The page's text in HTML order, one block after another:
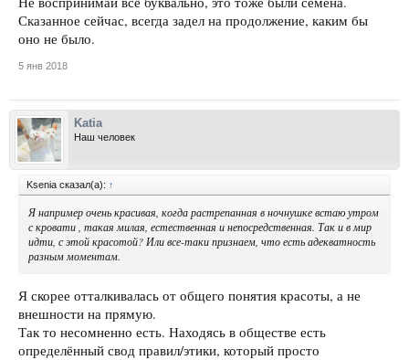
Сказанное сейчас, всегда задел на продолжение, каким бы
оно не было.
5 янв 2018
Katia
Наш человек
Ksenia сказал(а): ↑
Я например очень красивая, когда растрепанная в ночнушке встаю утром
с кровати , такая милая, естественная и непосредственная. Так и в мир
идти, с этой красотой? Или все-таки признаем, что есть адекватность
разным моментам.
Я скорее отталкивалась от общего понятия красоты, а не
внешности на прямую.
Так то несомненно есть. Находясь в обществе есть
определённый свод правил/этики, который просто